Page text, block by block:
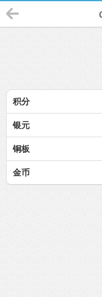
积分
银元
铜板
金币